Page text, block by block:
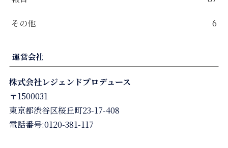
その他 6
運営会社
株式会社レジェンドプロデュース
〒1500031
東京都渋谷区桜丘町23-17-408
電話番号:0120-381-117